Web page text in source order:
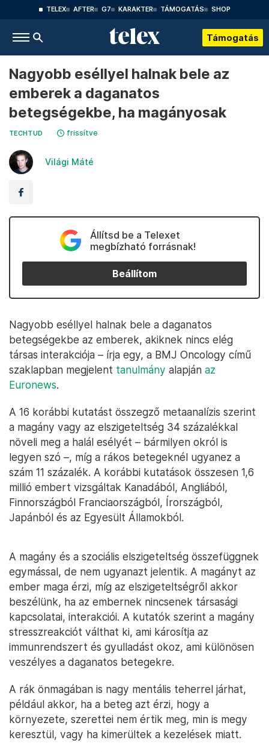
TELEX AFTER G7 KARAKTER TÁMOGATÁS SHOP
Támogatás
Nagyobb eséllyel halnak bele az
emberek a daganatos
betegségekbe, ha magányosak
TECHTUD frissítve
Világi Máté
Állítsd be a Telexet
megbízható forrásnak!
Beállítom
Nagyobb eséllyel halnak bele a daganatos
betegségekbe az emberek, akiknek nincs elég
társas interakciója – írja egy, a BMJ Oncology című
szaklapban megjelent tanulmány alapján az
Euronews.
A 16 korábbi kutatást összegző metaanalízis szerint
a magány vagy az elszigeteltség 34 százalékkal
növeli meg a halál esélyét – bármilyen okról is
legyen szó –, míg a rákos betegeknél ugyanez a
szám 11 százalék. A korábbi kutatások összesen 1,6
millió embert vizsgáltak Kanadából, Angliából,
Finnországból Franciaországból, Írországból,
Japánból és az Egyesült Államokból.
A magány és a szociális elszigeteltség összefüggnek
egymással, de nem ugyanazt jelentik. A magányt az
ember maga érzi, míg az elszigeteltségről akkor
beszélünk, ha az embernek nincsenek társasági
kapcsolatai, interakciói. A kutatók szerint a magány
stresszreakciót válthat ki, ami károsítja az
immunrendszert és gyulladást okoz, ami különösen
veszélyes a daganatos betegekre.
A rák önmagában is nagy mentális teherrel járhat,
például akkor, ha a beteg azt érzi, hogy a
környezete, szerettei nem értik meg, min is megy
keresztül, vagy ha kimerültek a kezelések miatt.